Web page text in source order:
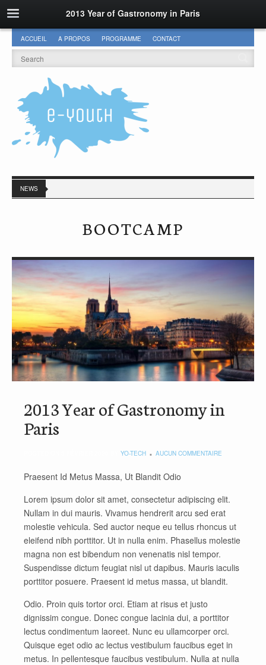
2013 Year of Gastronomy in Paris
ACCUEIL A PROPOS PROGRAMME CONTACT
NEWS
BOOTCAMP
2013 Year of Gastronomy in
Paris
YO-TECH AUCUN COMMENTAIRE
Praesent Id Metus Massa, Ut Blandit Odio
Lorem ipsum dolor sit amet, consectetur adipiscing elit.
Nullam in dui mauris. Vivamus hendrerit arcu sed erat
molestie vehicula. Sed auctor neque eu tellus rhoncus ut
eleifend nibh porttitor. Ut in nulla enim. Phasellus molestie
magna non est bibendum non venenatis nisl tempor.
Suspendisse dictum feugiat nisl ut dapibus. Mauris iaculis
porttitor posuere. Praesent id metus massa, ut blandit.
Odio. Proin quis tortor orci. Etiam at risus et justo
dignissim congue. Donec congue lacinia dui, a porttitor
lectus condimentum laoreet. Nunc eu ullamcorper orci.
Quisque eget odio ac lectus vestibulum faucibus eget in
metus. In pellentesque faucibus vestibulum. Nulla at nulla